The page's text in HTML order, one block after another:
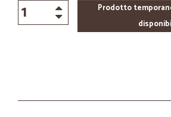
Prodotto